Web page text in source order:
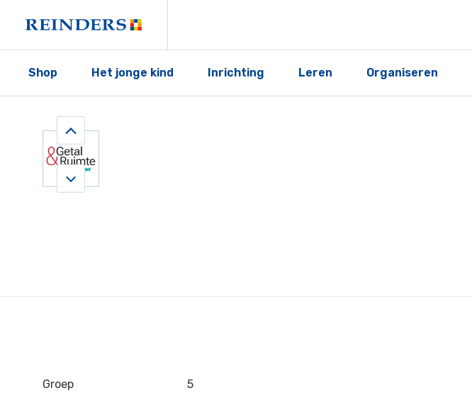
Shop Het jonge kind Inrichting Leren Organiseren
Groep
5